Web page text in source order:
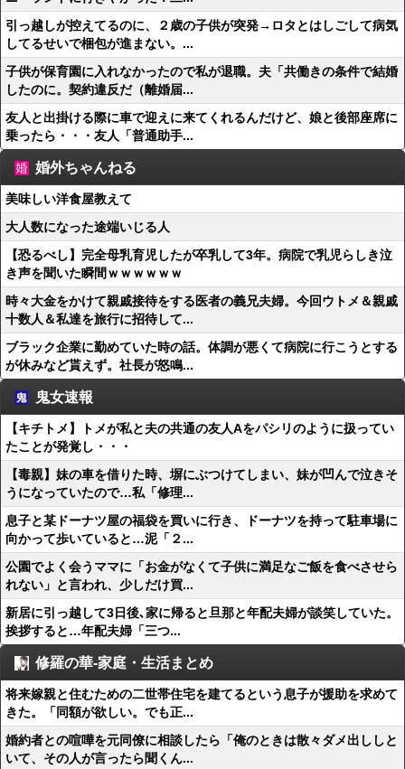
引っ越しが控えてるのに、２歳の子供が突発→ロタとはしごして病気
してるせいで梱包が進まない。...
子供が保育園に入れなかったので私が退職。夫「共働きの条件で結婚
したのに。契約違反だ（離婚届...
友人と出掛ける際に車で迎えに来てくれるんだけど、娘と後部座席に
乗ったら・・・友人「普通助手...
婚外ちゃんねる
美味しい洋食屋教えて
大人数になった途端いじる人
【恐るべし】完全母乳育児したが卒乳して3年。病院で乳児らしき泣
き声を聞いた瞬間ｗｗｗｗｗｗ
時々大金をかけて親戚接待をする医者の義兄夫婦。今回ウトメ＆親戚
十数人＆私達を旅行に招待して...
ブラック企業に勤めていた時の話。体調が悪くて病院に行こうとする
が休みなど貰えず。社長が怒鳴...
鬼女速報
【キチトメ】トメが私と夫の共通の友人Aをパシリのように扱ってい
たことが発覚し・・・
【毒親】妹の車を借りた時、塀にぶつけてしまい、妹が凹んで泣きそ
うになっていたので…私「修理...
息子と某ドーナツ屋の福袋を買いに行き、ドーナツを持って駐車場に
向かって歩いていると…泥「２...
公園でよく会うママに「お金がなくて子供に満足なご飯を食べさせら
れない」と言われ、少しだけ買...
新居に引っ越して3日後､家に帰ると旦那と年配夫婦が談笑していた。
挨拶すると…年配夫婦「三つ...
修羅の華-家庭・生活まとめ
将来嫁親と住むための二世帯住宅を建てるという息子が援助を求めて
きた。「同額が欲しい。でも正...
婚約者との喧嘩を元同僚に相談したら「俺のときは散々ダメ出ししと
いて、その人が言ったら聞くん...